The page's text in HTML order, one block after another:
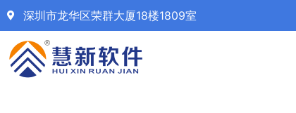
深圳市龙华区荣群大厦18楼1809室